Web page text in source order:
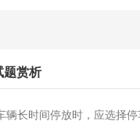
题赏析
辆长时间停放时，应选择停